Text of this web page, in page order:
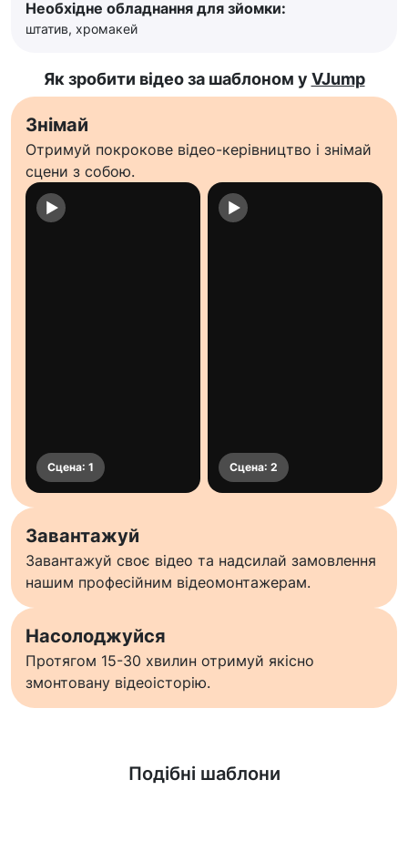
Необхідне обладнання для зйомки:
штатив, хромакей
Як зробити відео за шаблоном у VJump
Знімай
Отримуй покрокове відео-керівництво і знімай
сцени з собою.
Завантажуй
Завантажуй своє відео та надсилай замовлення
нашим професійним відеомонтажерам.
Насолоджуйся
Протягом 15-30 хвилин отримуй якісно
змонтовану відеоісторію.
Подібні шаблони
Дізнатися більше